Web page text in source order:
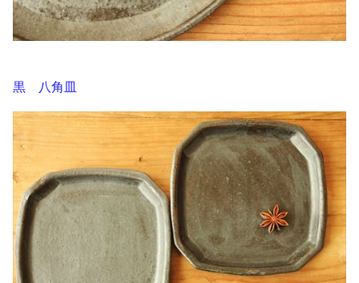
黒 八角皿